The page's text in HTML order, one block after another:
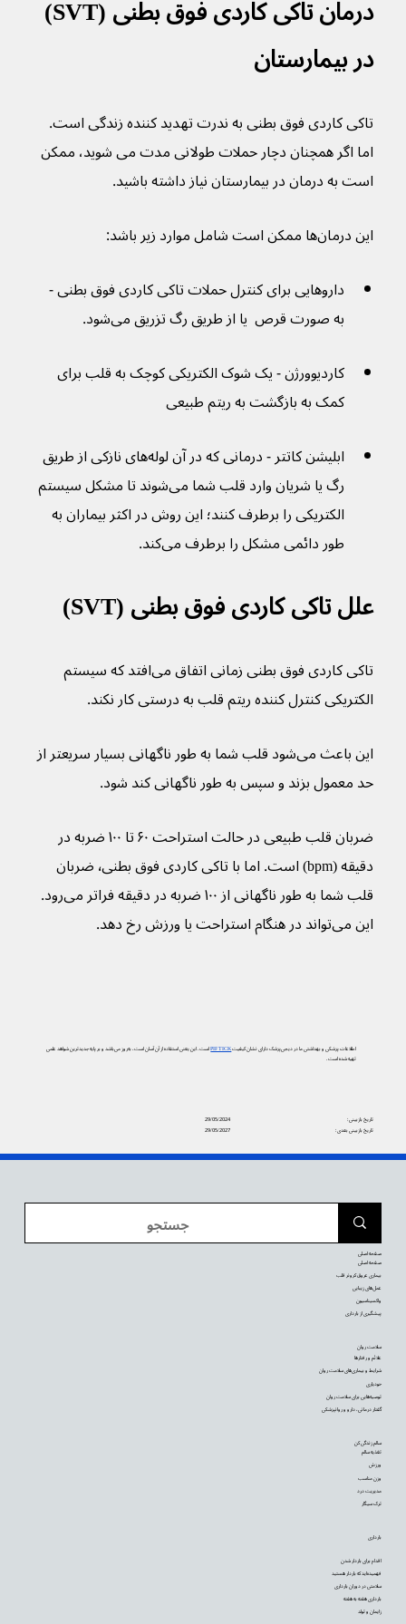
درمان تاکی کاردی فوق بطنی (SVT)
در بیمارستان
تاکی کاردی فوق بطنی به ندرت تهدید کننده زندگی است.
اما اگر همچنان دچار حملات طولانی مدت می شوید، ممکن
است به درمان در بیمارستان نیاز داشته باشید.
این درمان‌ها ممکن است شامل موارد زیر باشد:
داروهایی برای کنترل حملات تاکی کاردی فوق بطنی -
به صورت قرص  یا از طریق رگ تزریق می‌شود.
کاردیوورژن - یک شوک الکتریکی کوچک به قلب برای
کمک به بازگشت به ریتم طبیعی
ابلیشن کاتتر - درمانی که در آن لوله‌های نازکی از طریق
رگ یا شریان وارد قلب شما می‌شوند تا مشکل سیستم
الکتریکی را برطرف کنند؛ این روش در اکثر بیماران به
طور دائمی مشکل را برطرف می‌کند.
علل تاکی کاردی فوق بطنی (SVT)
تاکی کاردی فوق بطنی زمانی اتفاق می‌افتد که سیستم
الکتریکی کنترل کننده ریتم قلب به درستی کار نکند.
این باعث می‌شود قلب شما به طور ناگهانی بسیار سریعتر از
حد معمول بزند و سپس به طور ناگهانی کند شود.
ضربان قلب طبیعی در حالت استراحت ۶۰ تا ۱۰۰ ضربه در
دقیقه (bpm) است. اما با تاکی کاردی فوق بطنی٬ ضربان
قلب شما به طور ناگهانی از ۱۰۰ ضربه در دقیقه فراتر می‌رود.
این می‌تواند در هنگام استراحت یا ورزش رخ دهد.
اطلاعات پزشکی و بهداشتی ما در دیجی‌پزشک دارای نشان کیفیتPIF TICKاست. این یعنی استفاده از آن آسان است، به‌روز می‌باشد و بر پایه جدیدترین شواهد علمی
تهیه شده است.
29/05/2024
تاریخ بازبینی:
29/05/2027
تاریخ بازبینی بعدی:
بارداری
اقدام برای باردار شدن
فهمیده‌اید که باردار هستید
سلامتی در دوران بارداری
بارداری هفته به هفته
زایمان و تولد
سالم زندگی کن
تغذیه سالم
ورزش
وزن مناسب
مدیریت درد
ترک سیگار
سلامت روان
علائم و رفتارها
شرایط و بیماری‌های سلامت روان
خودیاری
توصیه‌‌هایی برای سلامت روان
گفتار درمانی، دارو و روانپزشکی
صفحه اصلی
صفحه اصلی
بیماری عروق کرونر قلب
عمل‌های زیبایی
واکسیناسیون
پیشگیری از بارداری